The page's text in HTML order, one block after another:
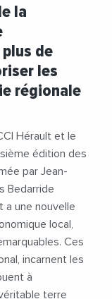
#Decideurs
la
de
les
régionale
Hérault et le
édition des
par Jean-
Bedarride
a une nouvelle
local,
Ces
incarnent les
à
terre